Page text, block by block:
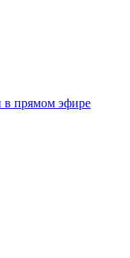
в прямом эфире